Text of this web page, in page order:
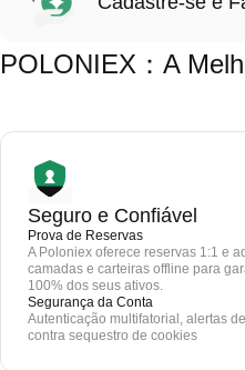
POLONIEX：A
Seguro e Confiável
Prova de Reservas
A Poloniex oferece reservas 1:1 e
camadas e carteiras offline para
100% dos seus ativos.
Segurança da Conta
Autenticação multifatorial, alertas
contra sequestro de cookies